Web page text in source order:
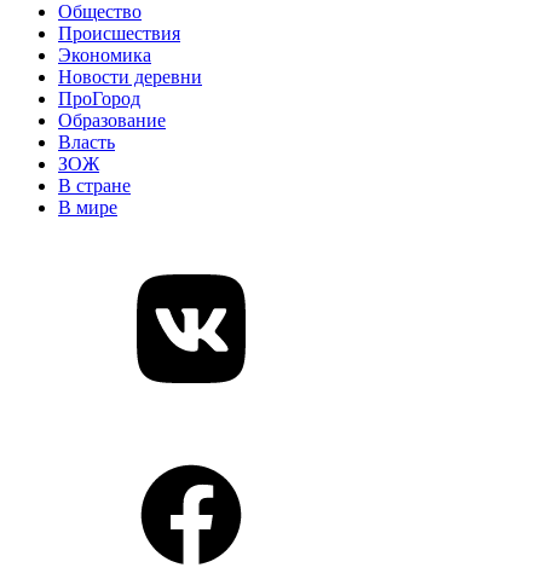
Общество
Происшествия
Экономика
Новости деревни
ПроГород
Образование
Власть
ЗОЖ
В стране
В мире